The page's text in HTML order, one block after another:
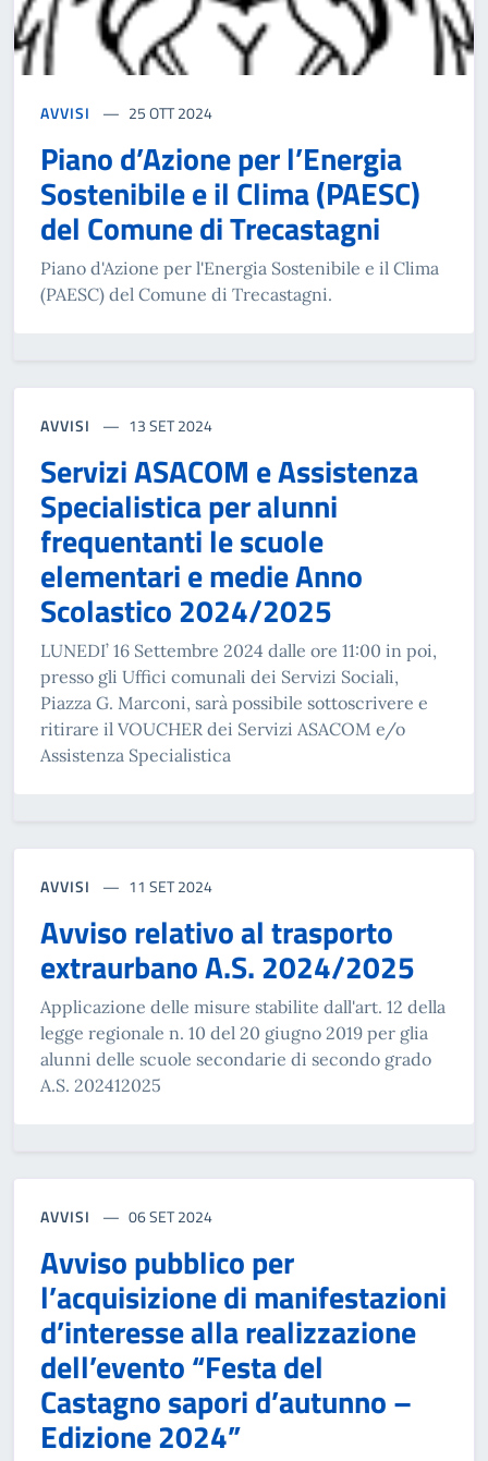
AVVISI 25 OTT 2024
Piano d’Azione per l’Energia
Sostenibile e il Clima (PAESC)
del Comune di Trecastagni
Piano d'Azione per l'Energia Sostenibile e il Clima
(PAESC) del Comune di Trecastagni.
AVVISI 13 SET 2024
Servizi ASACOM e Assistenza
Specialistica per alunni
frequentanti le scuole
elementari e medie Anno
Scolastico 2024/2025
LUNEDI’ 16 Settembre 2024 dalle ore 11:00 in poi,
presso gli Uffici comunali dei Servizi Sociali,
Piazza G. Marconi, sarà possibile sottoscrivere e
ritirare il VOUCHER dei Servizi ASACOM e/o
Assistenza Specialistica
AVVISI 11 SET 2024
Avviso relativo al trasporto
extraurbano A.S. 2024/2025
Applicazione delle misure stabilite dall'art. 12 della
legge regionale n. 10 del 20 giugno 2019 per glia
alunni delle scuole secondarie di secondo grado
A.S. 202412025
AVVISI 06 SET 2024
Avviso pubblico per
l’acquisizione di manifestazioni
d’interesse alla realizzazione
dell’evento “Festa del
Castagno sapori d’autunno –
Edizione 2024”